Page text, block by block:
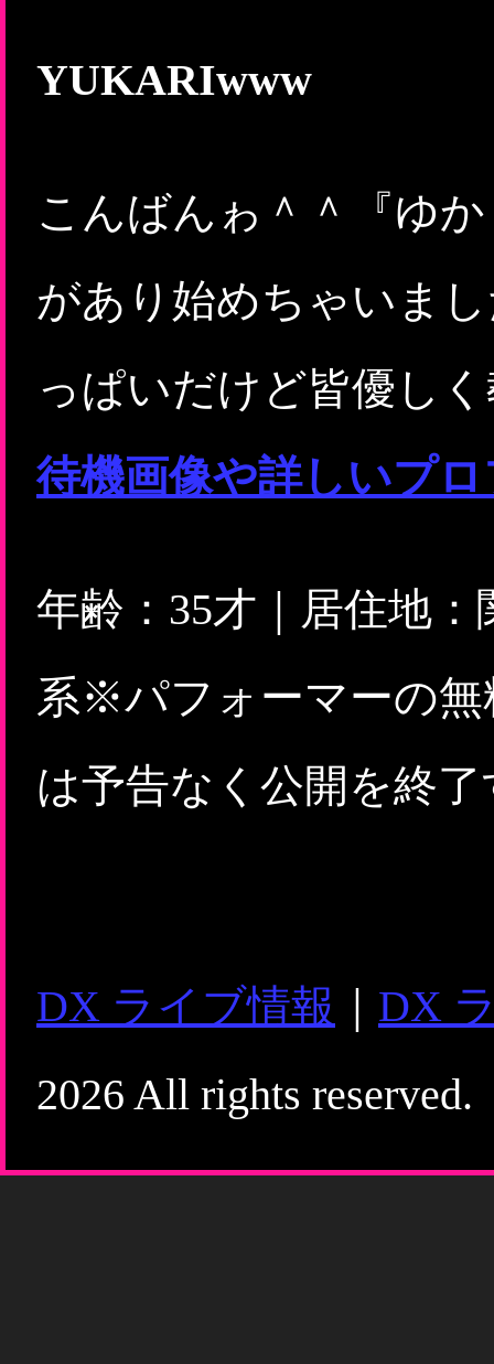
YUKARIwww
こんばんゎ＾＾『ゆ
があり始めちゃいま
っぱいだけど皆優し
待機画像や詳しいプ
年齢：35才｜居住地
系※パフォーマーの無
は予告なく公開を終
DX ライブ情報
DX
2026 All rights reserved.